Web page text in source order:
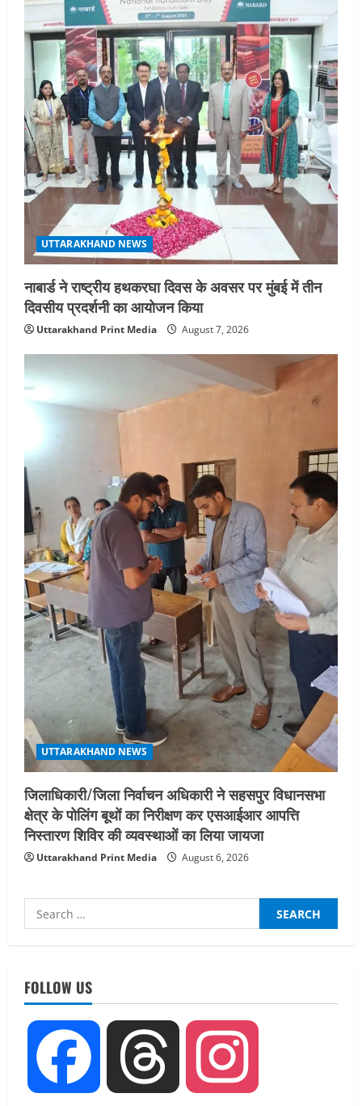
UTTARAKHAND NEWS
नाबार्ड ने राष्ट्रीय हथकरघा दिवस के अवसर पर मुंबई में तीन
दिवसीय प्रदर्शनी का आयोजन किया
Uttarakhand Print Media August 7, 2026
UTTARAKHAND NEWS
जिलाधिकारी/जिला निर्वाचन अधिकारी ने सहसपुर विधानसभा
क्षेत्र के पोलिंग बूथों का निरीक्षण कर एसआईआर आपत्ति
निस्तारण शिविर की व्यवस्थाओं का लिया जायजा
Uttarakhand Print Media August 6, 2026
Search
for:
FOLLOW US
Facebook Threads
August 7, 2026
UTTARAKHAND NEWS
जिलाधिकारी/जिला निर्वाचन अधिकारी ने
सहसपुर विधानसभा क्षेत्र के पोलिंग बूथों का